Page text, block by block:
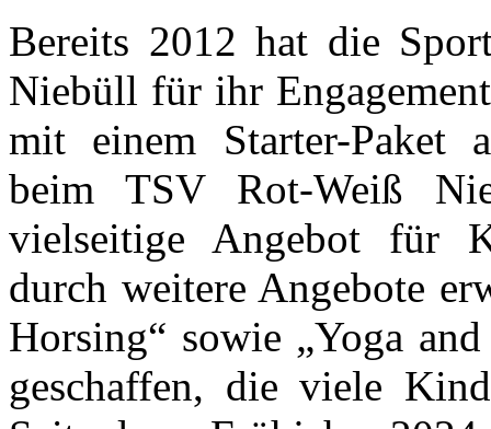
Bereits 2012 hat die
Niebüll für ihr
mit einem Starter-Paket
beim TSV Rot-Weiß
vielseitige Angebot für
durch weitere Angebote
Horsing“ sowie „Yoga
geschaffen, die viele